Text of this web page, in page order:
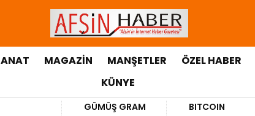
MAGAZİN MANŞETLER ÖZEL HABER
KÜNYE
GÜMÜŞ GRAM
BITCOIN